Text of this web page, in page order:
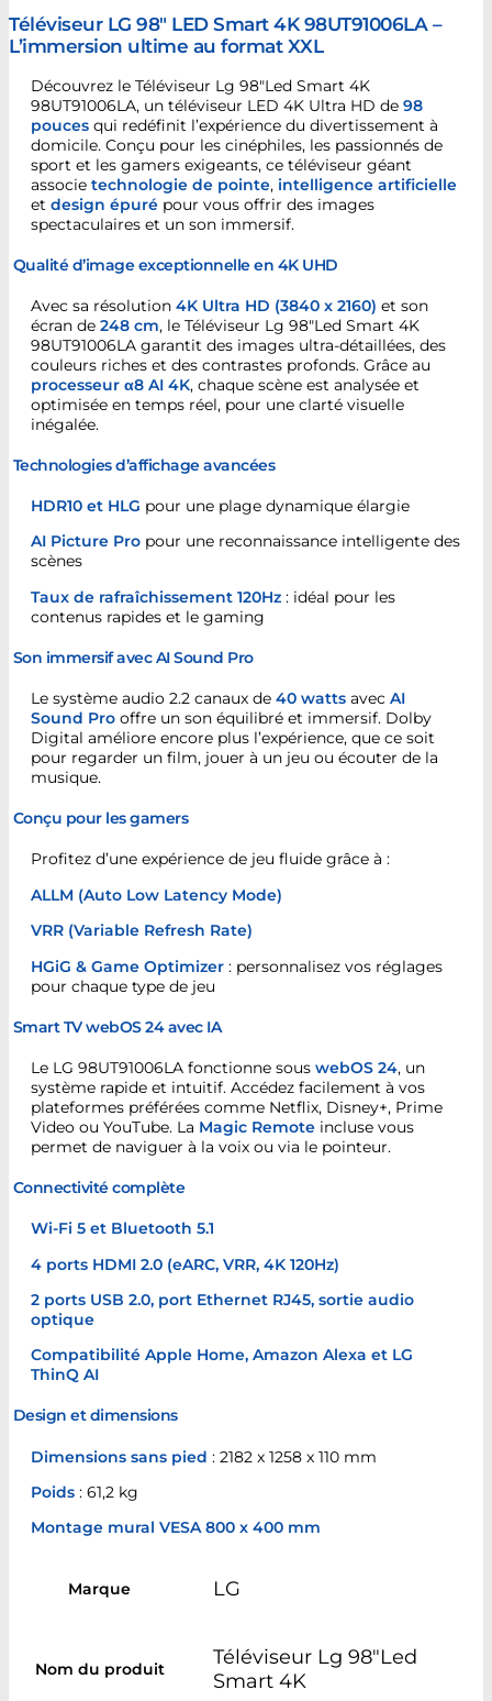
Téléviseur LG 98″ LED Smart 4K 98UT91006LA –
L’immersion ultime au format XXL
Découvrez le Téléviseur Lg 98″Led Smart 4K
98UT91006LA, un téléviseur LED 4K Ultra HD de 98
pouces qui redéfinit l’expérience du divertissement à
domicile. Conçu pour les cinéphiles, les passionnés de
sport et les gamers exigeants, ce téléviseur géant
associe technologie de pointe, intelligence artificielle
et design épuré pour vous offrir des images
spectaculaires et un son immersif.
Qualité d’image exceptionnelle en 4K UHD
Avec sa résolution 4K Ultra HD (3840 x 2160) et son
écran de 248 cm, le Téléviseur Lg 98″Led Smart 4K
98UT91006LA garantit des images ultra-détaillées, des
couleurs riches et des contrastes profonds. Grâce au
processeur α8 AI 4K, chaque scène est analysée et
optimisée en temps réel, pour une clarté visuelle
inégalée.
Technologies d’affichage avancées
HDR10 et HLG pour une plage dynamique élargie
AI Picture Pro pour une reconnaissance intelligente des
scènes
Taux de rafraîchissement 120Hz : idéal pour les
contenus rapides et le gaming
Son immersif avec AI Sound Pro
Le système audio 2.2 canaux de 40 watts avec AI
Sound Pro offre un son équilibré et immersif. Dolby
Digital améliore encore plus l’expérience, que ce soit
pour regarder un film, jouer à un jeu ou écouter de la
musique.
Conçu pour les gamers
Profitez d’une expérience de jeu fluide grâce à :
ALLM (Auto Low Latency Mode)
VRR (Variable Refresh Rate)
HGiG & Game Optimizer : personnalisez vos réglages
pour chaque type de jeu
Smart TV webOS 24 avec IA
Le LG 98UT91006LA fonctionne sous webOS 24, un
système rapide et intuitif. Accédez facilement à vos
plateformes préférées comme Netflix, Disney+, Prime
Video ou YouTube. La Magic Remote incluse vous
permet de naviguer à la voix ou via le pointeur.
Connectivité complète
Wi-Fi 5 et Bluetooth 5.1
4 ports HDMI 2.0 (eARC, VRR, 4K 120Hz)
2 ports USB 2.0, port Ethernet RJ45, sortie audio
optique
Compatibilité Apple Home, Amazon Alexa et LG
ThinQ AI
Design et dimensions
Dimensions sans pied : 2182 x 1258 x 110 mm
Poids : 61,2 kg
Montage mural VESA 800 x 400 mm
Marque LG
Nom du produit
Téléviseur Lg 98"Led
Smart 4K